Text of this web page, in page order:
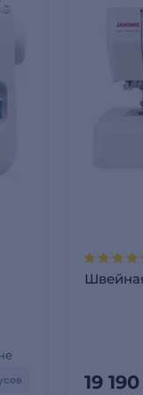
19 190